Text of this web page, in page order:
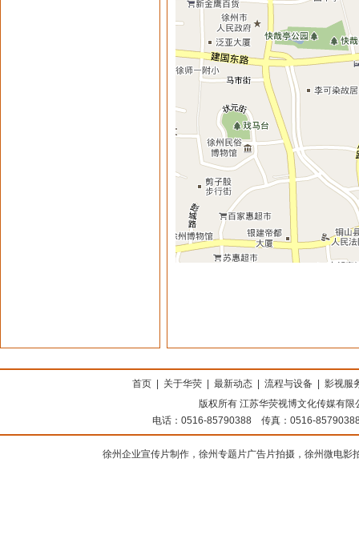
首页 关于华荧 最新动态 流程与设备
影视服
版权所有 江苏华荧视博文化传媒有
电话：0516-85790388 传真：0516-
徐州企业宣传片制作，徐州专题片广告片拍摄，徐州微电